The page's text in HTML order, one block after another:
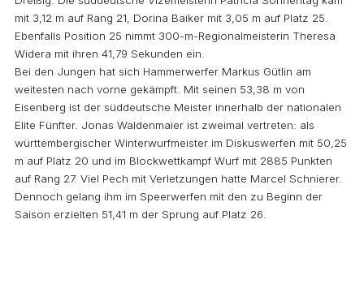
mit 3,12 m auf Rang 21, Dorina Baiker mit 3,05 m auf Platz 25.
Ebenfalls Position 25 nimmt 300-m-Regionalmeisterin Theresa
Widera mit ihren 41,79 Sekunden ein.
Bei den Jungen hat sich Hammerwerfer Markus Gütlin am
weitesten nach vorne gekämpft. Mit seinen 53,38 m von
Eisenberg ist der süddeutsche Meister innerhalb der nationalen
Elite Fünfter. Jonas Waldenmaier ist zweimal vertreten: als
württembergischer Winterwurfmeister im Diskuswerfen mit 50,25
m auf Platz 20 und im Blockwettkampf Wurf mit 2885 Punkten
auf Rang 27. Viel Pech mit Verletzungen hatte Marcel Schnierer.
Dennoch gelang ihm im Speerwerfen mit den zu Beginn der
Saison erzielten 51,41 m der Sprung auf Platz 26.